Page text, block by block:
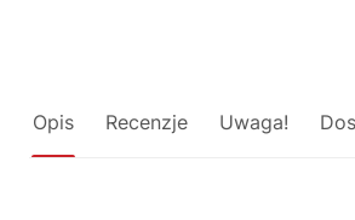
Opis Recenzje Uwaga!